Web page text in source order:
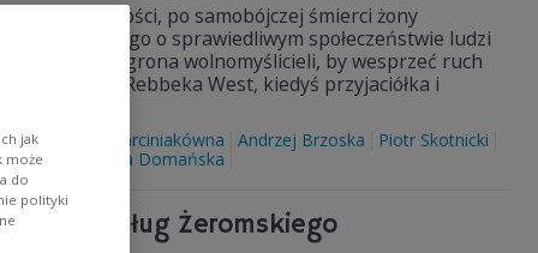
wartości, po samobójczej śmierci żony
marzącego o sprawiedliwym społeczeństwie ludzi
się do grona wolnomyślicieli, by wesprzeć ruch
Rosmera Rebbeka West, kiedyś przyjaciółka i
Anna Marciniakówna Andrzej Brzoska
Piotr Skotnicki
Ewa Domańska
według Żeromskiego
jak
może
do
polityki